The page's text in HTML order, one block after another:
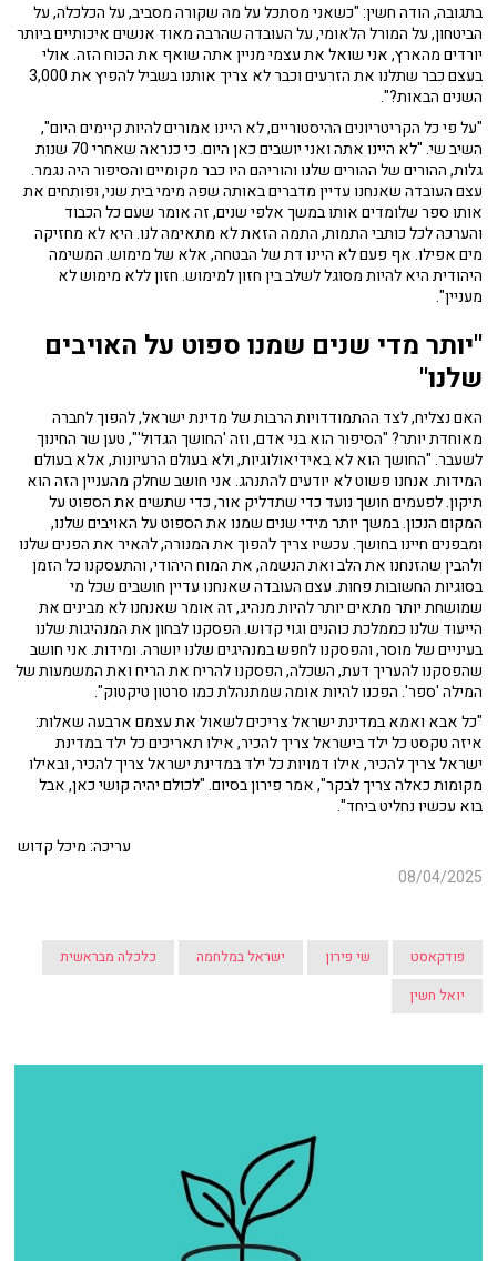
בתגובה, הודה חשין: "כשאני מסתכל על מה שקורה מסביב, על הכלכלה, על
הביטחון, על המורל הלאומי, על העובדה שהרבה מאוד אנשים איכותיים ביותר
יורדים מהארץ, אני שואל את עצמי מניין אתה שואף את הכוח הזה. אולי
בעצם כבר שתלנו את הזרעים וכבר לא צריך אותנו בשביל להפיץ את 3,000
השנים הבאות?".
"על פי כל הקריטריונים ההיסטוריים, לא היינו אמורים להיות קיימים היום",
השיב שי. "לא היינו אתה ואני יושבים כאן היום. כי כנראה שאחרי 70 שנות
גלות, ההורים של ההורים שלנו והוריהם היו כבר מקומיים והסיפור היה נגמר.
עצם העובדה שאנחנו עדיין מדברים באותה שפה מימי בית שני, ופותחים את
אותו ספר שלומדים אותו במשך אלפי שנים, זה אומר שעם כל הכבוד
והערכה לכל כותבי התמות, התמה הזאת לא מתאימה לנו. היא לא מחזיקה
מים אפילו. אף פעם לא היינו דת של הבטחה, אלא של מימוש. המשימה
היהודית היא להיות מסוגל לשלב בין חזון למימוש. חזון ללא מימוש לא
מעניין".
"יותר מדי שנים שמנו ספוט על האויבים
שלנו"
האם נצליח, לצד ההתמודדויות הרבות של מדינת ישראל, להפוך לחברה
מאוחדת יותר? "הסיפור הוא בני אדם, וזה 'החושך הגדול'", טען שר החינוך
לשעבר. "החושך הוא לא באידיאולוגיות, ולא בעולם הרעיונות, אלא בעולם
המידות. אנחנו פשוט לא יודעים להתנהג. אני חושב שחלק מהעניין הזה הוא
תיקון. לפעמים חושך נועד כדי שתדליק אור, כדי שתשים את הספוט על
המקום הנכון. במשך יותר מידי שנים שמנו את הספוט על האויבים שלנו,
ומבפנים חיינו בחושך. עכשיו צריך להפוך את המנורה, להאיר את הפנים שלנו
ולהבין שהזנחנו את הלב ואת הנשמה, את המוח היהודי, והתעסקנו כל הזמן
בסוגיות החשובות פחות. עצם העובדה שאנחנו עדיין חושבים שכל מי
שמושחת יותר מתאים יותר להיות מנהיג, זה אומר שאנחנו לא מבינים את
הייעוד שלנו כממלכת כוהנים וגוי קדוש. הפסקנו לבחון את המנהיגות שלנו
בעיניים של מוסר, והפסקנו לחפש במנהיגים שלנו יושרה. ומידות. אני חושב
שהפסקנו להעריך דעת, השכלה, הפסקנו להריח את הריח ואת המשמעות של
המילה 'ספר'. הפכנו להיות אומה שמתנהלת כמו סרטון טיקטוק".
"כל אבא ואמא במדינת ישראל צריכים לשאול את עצמם ארבעה שאלות:
איזה טקסט כל ילד בישראל צריך להכיר, אילו תאריכים כל ילד במדינת
ישראל צריך להכיר, אילו דמויות כל ילד במדינת ישראל צריך להכיר, ובאילו
מקומות כאלה צריך לבקר", אמר פירון בסיום. "לכולם יהיה קושי כאן, אבל
בוא עכשיו נחליט ביחד".
עריכה: מיכל קדוש
08/04/2025
פודקאסט שי פירון ישראל במלחמה
כלכלה מבראשית
יואל חשין